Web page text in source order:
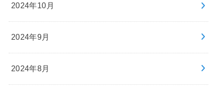
2024年10月
2024年9月
2024年8月